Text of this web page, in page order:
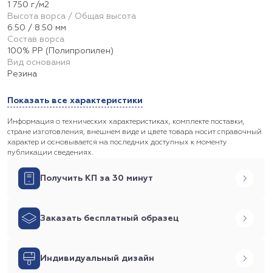
1 750 г/м2
Высота ворса / Общая высота
6.50 / 8.50 мм
Состав ворса
100% PP (Полипропилен)
Вид основания
Резина
Показать все характеристики
Информация о технических характеристиках, комплекте поставки,
стране изготовления, внешнем виде и цвете товара носит справочный
характер и основывается на последних доступных к моменту
публикации сведениях.
Получить КП за 30 минут
Заказать бесплатный образец
Индивидуальный дизайн